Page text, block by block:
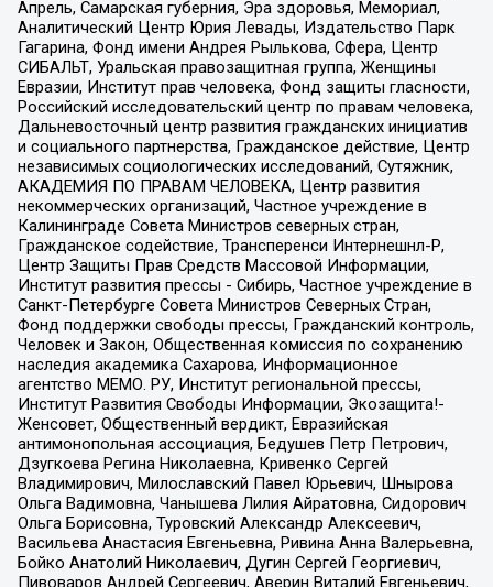
Апрель, Самарская губерния, Эра здоровья, Мемориал,
Аналитический Центр Юрия Левады, Издательство Парк
Гагарина, Фонд имени Андрея Рылькова, Сфера, Центр
СИБАЛЬТ, Уральская правозащитная группа, Женщины
Евразии, Институт прав человека, Фонд защиты гласности,
Российский исследовательский центр по правам человека,
Дальневосточный центр развития гражданских инициатив
и социального партнерства, Гражданское действие, Центр
независимых социологических исследований, Сутяжник,
АКАДЕМИЯ ПО ПРАВАМ ЧЕЛОВЕКА, Центр развития
некоммерческих организаций, Частное учреждение в
Калининграде Совета Министров северных стран,
Гражданское содействие, Трансперенси Интернешнл-Р,
Центр Защиты Прав Средств Массовой Информации,
Институт развития прессы - Сибирь, Частное учреждение в
Санкт-Петербурге Совета Министров Северных Стран,
Фонд поддержки свободы прессы, Гражданский контроль,
Человек и Закон, Общественная комиссия по сохранению
наследия академика Сахарова, Информационное
агентство МЕМО. РУ, Институт региональной прессы,
Институт Развития Свободы Информации, Экозащита!-
Женсовет, Общественный вердикт, Евразийская
антимонопольная ассоциация, Бедушев Петр Петрович,
Дзугкоева Регина Николаевна, Кривенко Сергей
Владимирович, Милославский Павел Юрьевич, Шнырова
Ольга Вадимовна, Чанышева Лилия Айратовна, Сидорович
Ольга Борисовна, Туровский Александр Алексеевич,
Васильева Анастасия Евгеньевна, Ривина Анна Валерьевна,
Бойко Анатолий Николаевич, Дугин Сергей Георгиевич,
Пивоваров Андрей Сергеевич, Аверин Виталий Евгеньевич,